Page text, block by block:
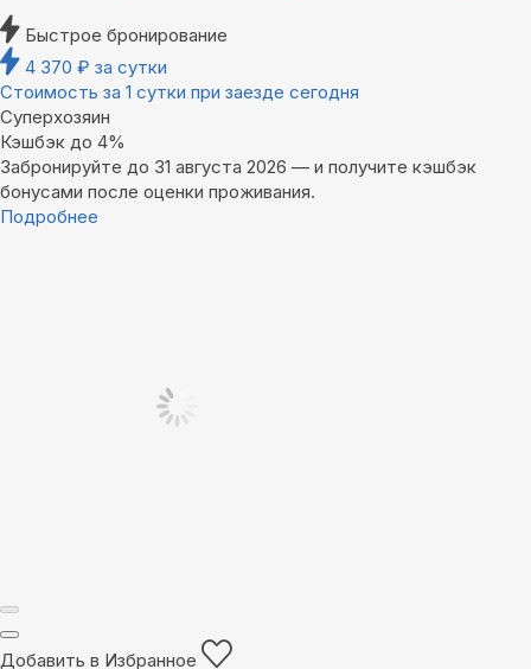
Быстрое бронирование
4 370 ₽ за сутки
Стоимость за 1 сутки при заезде сегодня
Суперхозяин
Кэшбэк до 4%
Забронируйте до 31 августа 2026 — и получите кэшбэк
бонусами после оценки проживания.
Подробнее
Добавить в Избранное